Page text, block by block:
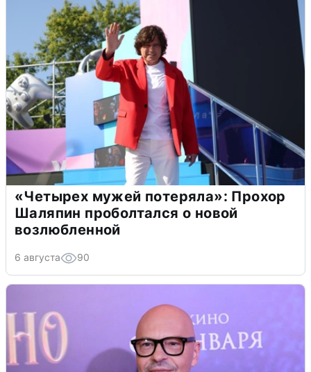
«Четырех мужей потеряла»: Прохор
Шаляпин проболтался о новой
возлюбленной
6 августа 90